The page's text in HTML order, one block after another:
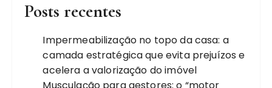
Posts recentes
Impermeabilização no topo da casa: a
camada estratégica que evita prejuízos e
acelera a valorização do imóvel